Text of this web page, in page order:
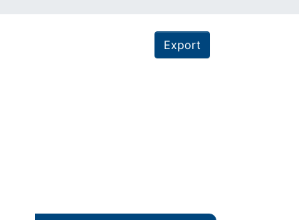
Export